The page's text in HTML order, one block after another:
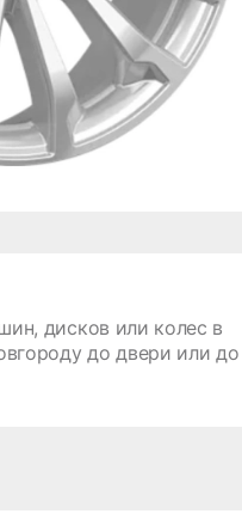
дисков или колес в
до двери или до